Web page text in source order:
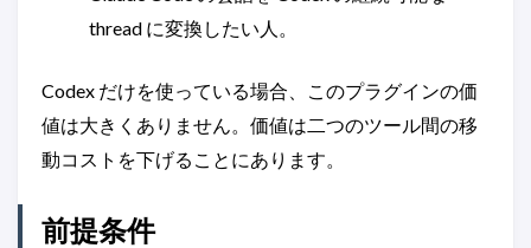
thread に変換したい人。
Codex だけを使っている場合、このプラグインの価
値は大きくありません。価値は二つのツール間の移
動コストを下げることにあります。
前提条件